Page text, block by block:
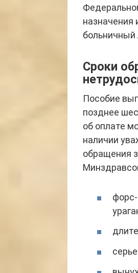
назначения
больничный
Сроки
Пособие
позднее
об оплате
наличии
обращения